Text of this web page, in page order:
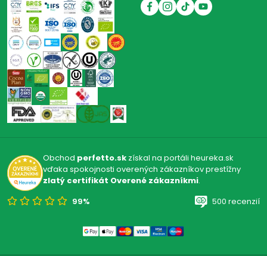
Obchod perfetto.skzískal na portáli heureka.sk
vďaka spokojnosti overených zákazníkov prestížny
zlatý certifikát Overené zákazníkmi.
99%
500 recenzií